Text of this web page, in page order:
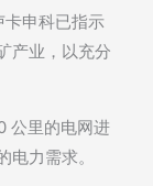
申科已指示
产业，以充分
公里的电网进
力需求。